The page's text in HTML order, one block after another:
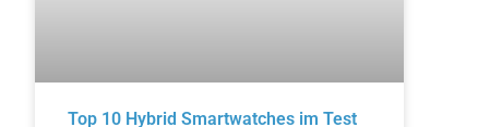
Top 10 Hybrid Smartwatches im Test